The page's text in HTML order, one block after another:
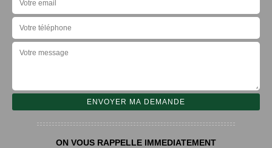
ON VOUS RAPPELLE IMMEDIATEMENT